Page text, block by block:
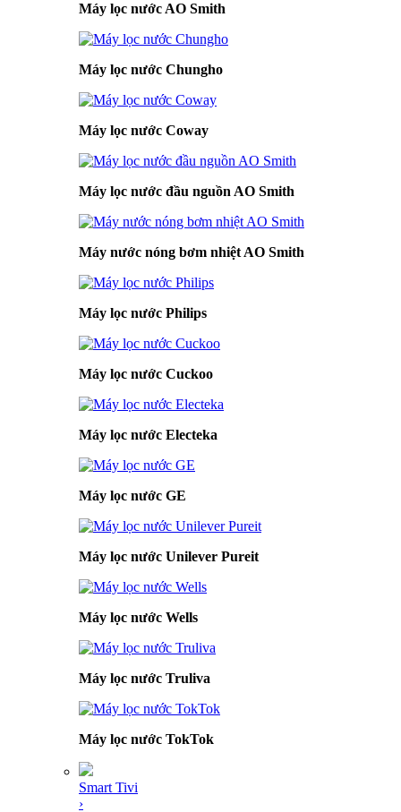
Máy lọc nước AO Smith
Máy lọc nước Chungho
Máy lọc nước Coway
Máy lọc nước đầu nguồn AO Smith
Máy nước nóng bơm nhiệt AO Smith
Máy lọc nước Philips
Máy lọc nước Cuckoo
Máy lọc nước Electeka
Máy lọc nước GE
Máy lọc nước Unilever Pureit
Máy lọc nước Wells
Máy lọc nước Truliva
Máy lọc nước TokTok
Smart Tivi
›